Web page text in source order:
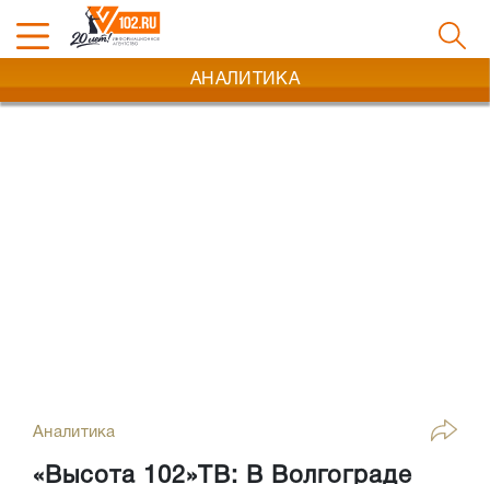
АНАЛИТИКА
Аналитика
«Высота 102»ТВ: В Волгограде